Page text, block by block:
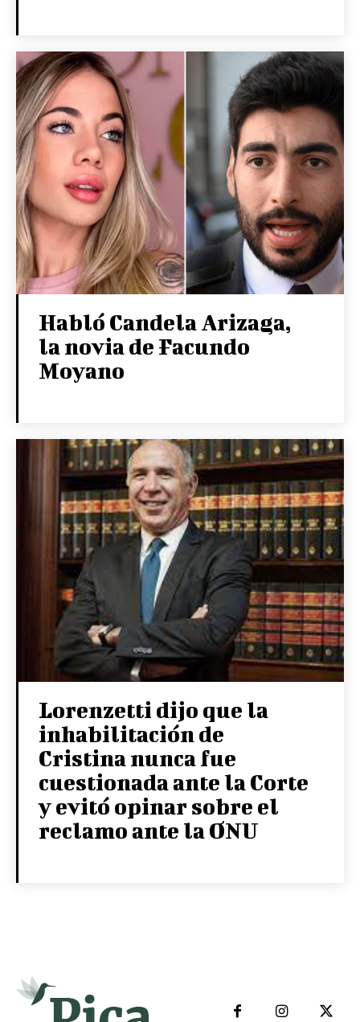
Habló Candela Arizaga,
la novia de Facundo
Moyano
Lorenzetti dijo que la
inhabilitación de
Cristina nunca fue
cuestionada ante la Corte
y evitó opinar sobre el
reclamo ante la ONU